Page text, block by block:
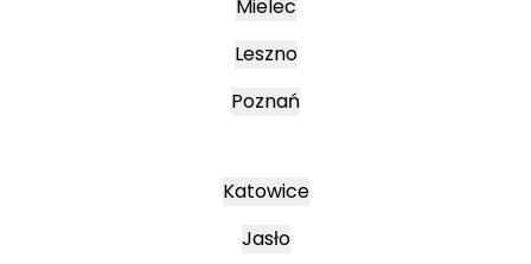
Mielec
Leszno
Poznań
Katowice
Jasło